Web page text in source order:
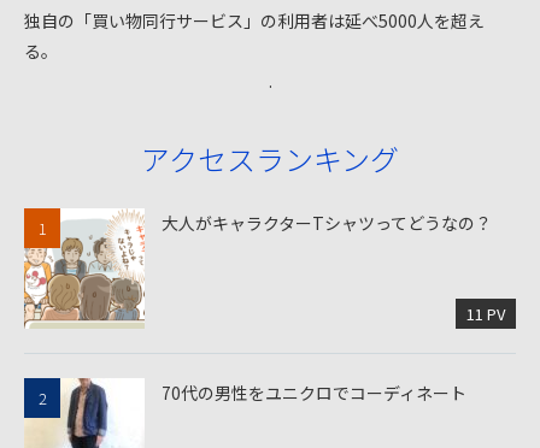
独自の「買い物同行サービス」の利用者は延べ5000人を超え
る。
.
アクセスランキング
大人がキャラクターTシャツってどうなの？
11 PV
70代の男性をユニクロでコーディネート